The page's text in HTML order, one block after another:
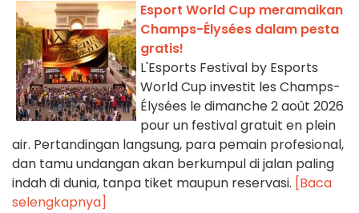
Esport World Cup meramaikan
Champs-Élysées dalam pesta
gratis!
L'Esports Festival by Esports
World Cup investit les Champs-
Élysées le dimanche 2 août 2026
pour un festival gratuit en plein
air. Pertandingan langsung, para pemain profesional,
dan tamu undangan akan berkumpul di jalan paling
indah di dunia, tanpa tiket maupun reservasi. [Baca
selengkapnya]